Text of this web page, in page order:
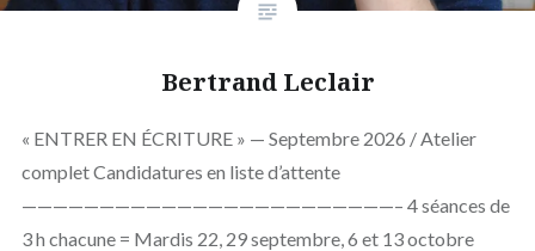
Bertrand Leclair
« ENTRER EN ÉCRITURE » — Septembre 2026 / Atelier
complet Candidatures en liste d’attente
————————————————————————– 4 séances de
3 h chacune = Mardis 22, 29 septembre, 6 et 13 octobre